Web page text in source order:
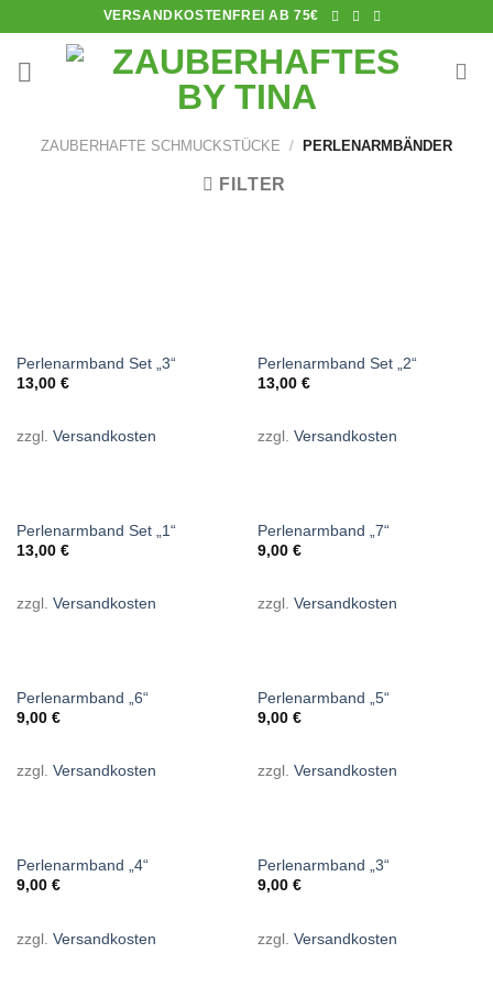
content
VERSANDKOSTENFREI AB 75€
ZAUBERHAFTE SCHMUCKSTÜCKE / PERLENARMBÄNDER
FILTER
NICHT VORRÄTIG
Perlenarmband Set „3“
13,00 €
zzgl. Versandkosten
NICHT VORRÄTIG
Perlenarmband Set „2“
13,00 €
zzgl. Versandkosten
NICHT VORRÄTIG
Perlenarmband Set „1“
13,00 €
zzgl. Versandkosten
NICHT VORRÄTIG
Perlenarmband „7“
9,00 €
zzgl. Versandkosten
NICHT VORRÄTIG
Perlenarmband „6“
9,00 €
zzgl. Versandkosten
NICHT VORRÄTIG
Perlenarmband „5“
9,00 €
zzgl. Versandkosten
NICHT VORRÄTIG
Perlenarmband „4“
9,00 €
zzgl. Versandkosten
NICHT VORRÄTIG
Perlenarmband „3“
9,00 €
zzgl. Versandkosten